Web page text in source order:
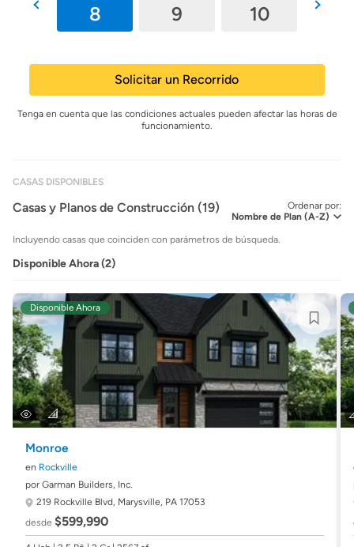
8 9 10
Solicitar un Recorrido
Tenga en cuenta que las condiciones actuales pueden afectar las horas de
funcionamiento.
CASAS DISPONIBLES
Ordenar por:
Casas y Planos de Construcción (19)
Incluyendo casas que coinciden con parámetros de búsqueda.
Disponible Ahora (2)
Disponible Ahora
Monroe
en Rockville
por Garman Builders, Inc.
219 Rockville Blvd, Marysville, PA 17053
desde $599,990